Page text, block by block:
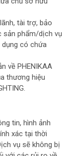
tài trợ, bảo
sản phẩm/dịch vụ
có chứa
về PHENIKAA
thương hiệu
tin, hình ảnh
xác tại thời
vụ sẽ không bị